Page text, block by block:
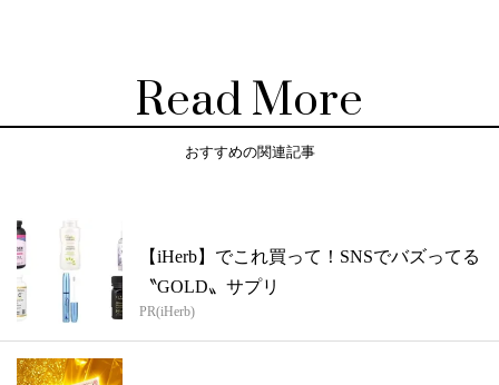
Read More
おすすめの関連記事
【iHerb】でこれ買って！SNSでバズってる
〝GOLD〟サプリ
PR(iHerb)